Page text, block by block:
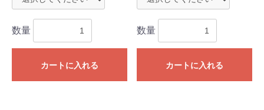
数量
カートに入れる
数量
カートに入れる